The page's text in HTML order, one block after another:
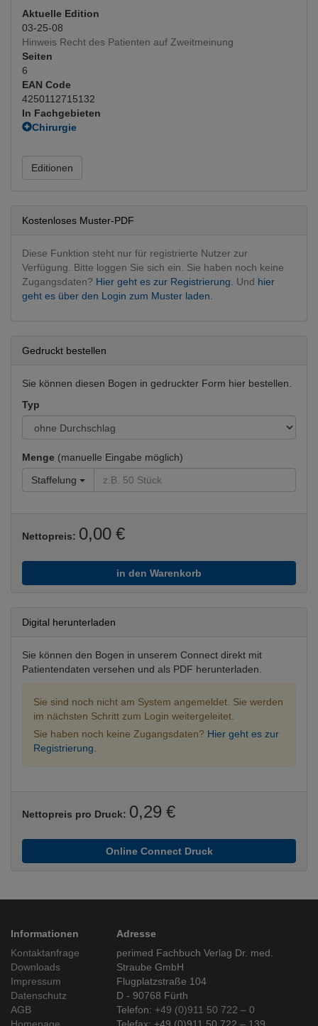
Aktuelle Edition
03-25-08
Hinweis Recht des Patienten auf Zweitmeinung
Seiten
6
EAN Code
4250112715132
In Fachgebieten
Chirurgie
Innere Medizin
Kardiologie
Editionen
Kostenloses Muster-PDF
Diese Funktion steht nur für registrierte Nutzer zur
Verfügung. Bitte loggen Sie sich ein. Sie haben noch keine
Zugangsdaten? Hier geht es zur Registrierung. Und hier
geht es über den Login zum Muster laden.
Gedruckt bestellen
Sie können diesen Bogen in gedruckter Form hier bestellen.
Typ
Menge (manuelle Eingabe möglich)
Staffelung
Nettopreis: 0,00 €
in den Warenkorb
Digital herunterladen
Sie können den Bogen in unserem Connect direkt mit
Patientendaten versehen und als PDF herunterladen.
Sie sind noch nicht am System angemeldet. Sie werden
im nächsten Schritt zum Login weitergeleitet.
Sie haben noch keine Zugangsdaten? Hier geht es zur
Registrierung.
Nettopreis pro Druck: 0,29 €
Online Connect Druck
Informationen
Kontaktanfrage
Downloads
Impressum
Datenschutz
AGB
Adresse
perimed Fachbuch Verlag Dr. med.
Straube GmbH
Flugplatzstraße 104
D - 90768 Fürth
Telefon:+49 (0)911 50 722 – 0